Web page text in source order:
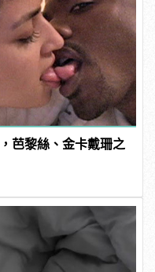
芭黎絲、金卡戴珊之